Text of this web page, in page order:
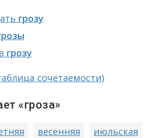
грозу
грозу
сочетаемости)
«гроза»
весенняя
июльская